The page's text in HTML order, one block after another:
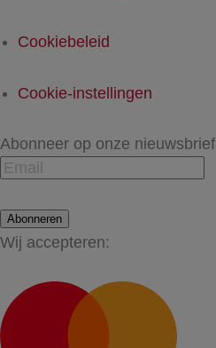
Cookiebeleid
Cookie-instellingen
Abonneer op onze nieuwsbrief
Abonneren
Wij accepteren: